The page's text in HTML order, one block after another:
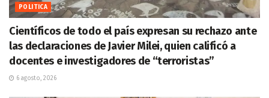
POLITICA
Científicos de todo el país expresan su rechazo ante
las declaraciones de Javier Milei, quien calificó a
docentes e investigadores de “terroristas”
6 agosto, 2026